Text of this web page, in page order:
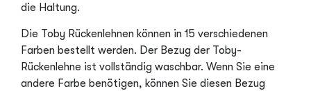
die Haltung.
Die Toby Rückenlehnen können in 15 verschiedenen
Farben bestellt werden. Der Bezug der Toby-
Rückenlehne ist vollständig waschbar. Wenn Sie eine
andere Farbe benötigen, können Sie diesen Bezug